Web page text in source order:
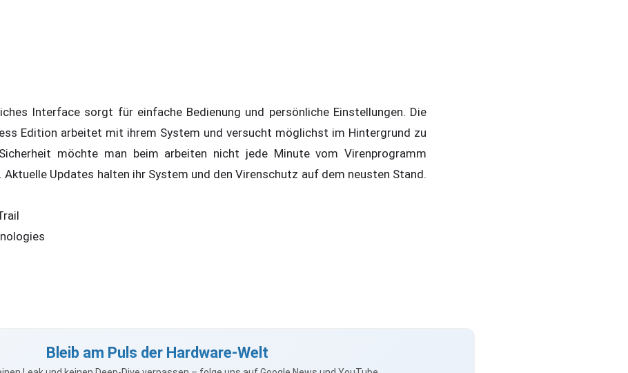
Interface sorgt für einfache Bedienung und persönliche Einstellungen. Die
Edition arbeitet mit ihrem System und versucht möglichst im Hintergrund zu
möchte man beim arbeiten nicht jede Minute vom Virenprogramm
Aktuelle Updates halten ihr System und den Virenschutz auf dem neusten Stand.
Bleib am Puls der Hardware-Welt